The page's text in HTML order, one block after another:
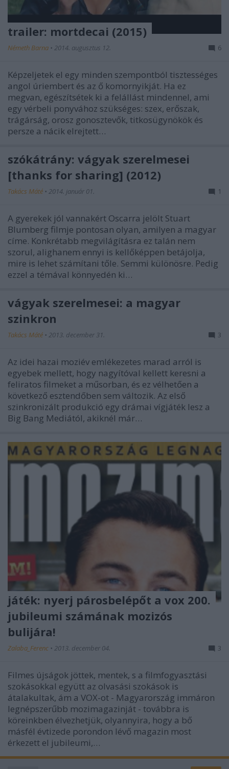
trailer: mortdecai (2015)
Németh Barna • 2014. augusztus 12. 6
Képzeljetek el egy minden szempontból tisztességes
angol úriembert és az ő komornyikját. Ha ez
megvan, egészítsétek ki a felállást mindennel, ami
egy vérbeli ponyvához szükséges: szex, erőszak,
trágárság, orosz gonosztevők, titkosügynökök és
persze a nácik elrejtett…
szókátrány: vágyak szerelmesei
[thanks for sharing] (2012)
Takács Máté • 2014. január 01. 1
A gyerekek jól vannakért Oscarra jelölt Stuart
Blumberg filmje pontosan olyan, amilyen a magyar
címe. Konkrétabb megvilágításra ez talán nem
szorul, alighanem ennyi is kellőképpen betájolja,
mire is lehet számítani tőle. Semmi különösre. Pedig
ezzel a témával könnyedén ki…
vágyak szerelmesei: a magyar
szinkron
Takács Máté • 2013. december 31. 3
Az idei hazai moziév emlékezetes marad arról is
egyebek mellett, hogy nagyítóval kellett keresni a
feliratos filmeket a műsorban, és ez vélhetően a
következő esztendőben sem változik. Az első
szinkronizált produkció egy drámai vígjáték lesz a
Big Bang Mediától, akiknél már…
játék: nyerj párosbelépőt a vox 200.
jubileumi számának mozizós
bulijára!
Zalaba_Ferenc • 2013. december 04. 3
Filmes újságok jöttek, mentek, s a filmfogyasztási
szokásokkal együtt az olvasási szokások is
átalakultak, ám a VOX-ot - Magyarország immáron
legnépszerűbb mozimagazinját - továbbra is
köreinkben élvezhetjük, olyannyira, hogy a bő
másfél évtizede porondon lévő magazin most
érkezett el jubileumi,…